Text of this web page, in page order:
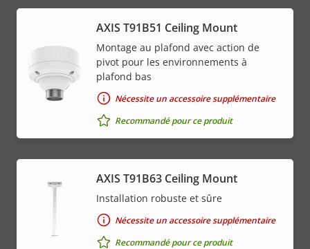
AXIS T91B51 Ceiling Mount
Montage au plafond avec action de
pivot pour les environnements à
plafond bas
Nécessite un accessoire supplémentaire
Recommandé pour ce produit
AXIS T91B63 Ceiling Mount
Installation robuste et sûre
Nécessite un accessoire supplémentaire
Recommandé pour ce produit